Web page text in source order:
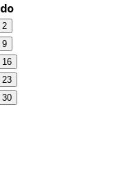
do
2
9
16
23
30